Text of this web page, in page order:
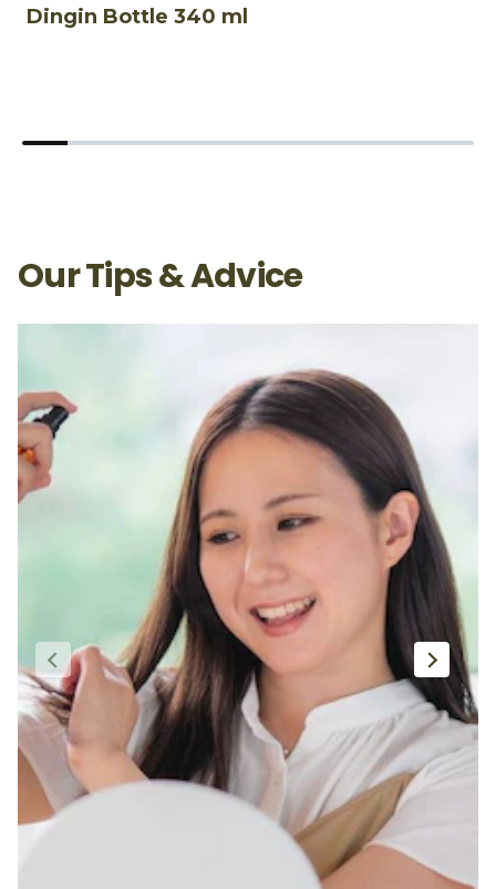
Dingin Bottle 340 ml
Our Tips & Advice